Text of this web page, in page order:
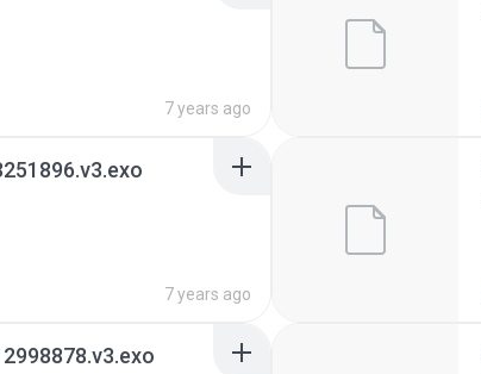
7 years ago
7 years ago